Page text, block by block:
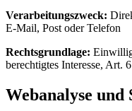
Verarbeitungszweck:
E-Mail, Post oder Telefon
Rechtsgrundlage:
berechtigtes Interesse, Art.
Webanalyse und